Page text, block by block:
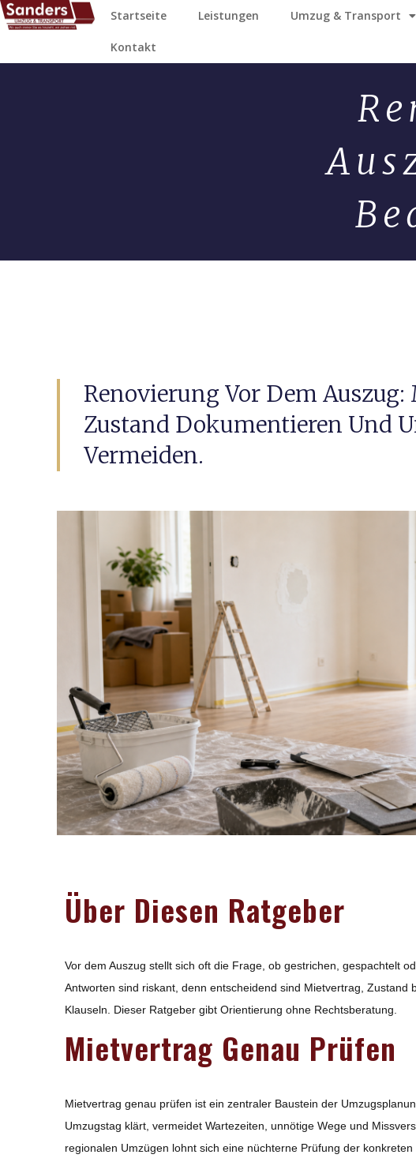
Startseite Leistungen Umzug & Transport
Kontakt
Renovierung Vor Dem
Zustand Dokumentieren Und
Vermeiden.
Über Diesen Ratgeber
Vor dem Auszug stellt sich oft die Frage, ob gestrichen, gespachtelt
Antworten sind riskant, denn entscheidend sind Mietvertrag, Zustand
Klauseln. Dieser Ratgeber gibt Orientierung ohne Rechtsberatung.
Mietvertrag Genau Prüfen
Mietvertrag genau prüfen ist ein zentraler Baustein der
Umzugstag klärt, vermeidet Wartezeiten, unnötige Wege und
regionalen Umzügen lohnt sich eine nüchterne Prüfung der konkreten